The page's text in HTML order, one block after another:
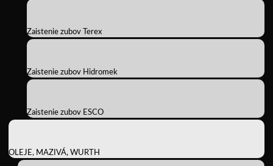
Zaistenie zubov Terex
Zaistenie zubov Hidromek
Zaistenie zubov ESCO
OLEJE, MAZIVÁ, WURTH